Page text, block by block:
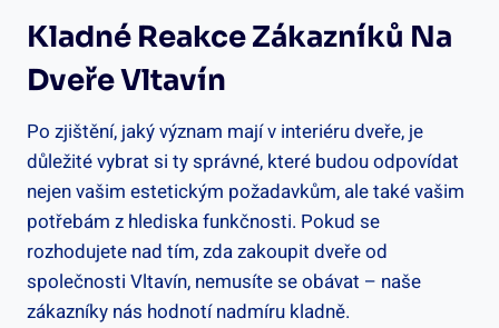
Kladné Reakce Zákazníků Na
Dveře Vltavín
Po zjištění, jaký význam mají v interiéru dveře, je
důležité vybrat si ty správné, které budou odpovídat
nejen vašim estetickým požadavkům, ale také vašim
potřebám z hlediska funkčnosti. Pokud se
rozhodujete nad tím, zda zakoupit dveře od
společnosti Vltavín, nemusíte se obávat – naše
zákazníky nás hodnotí nadmíru kladně.